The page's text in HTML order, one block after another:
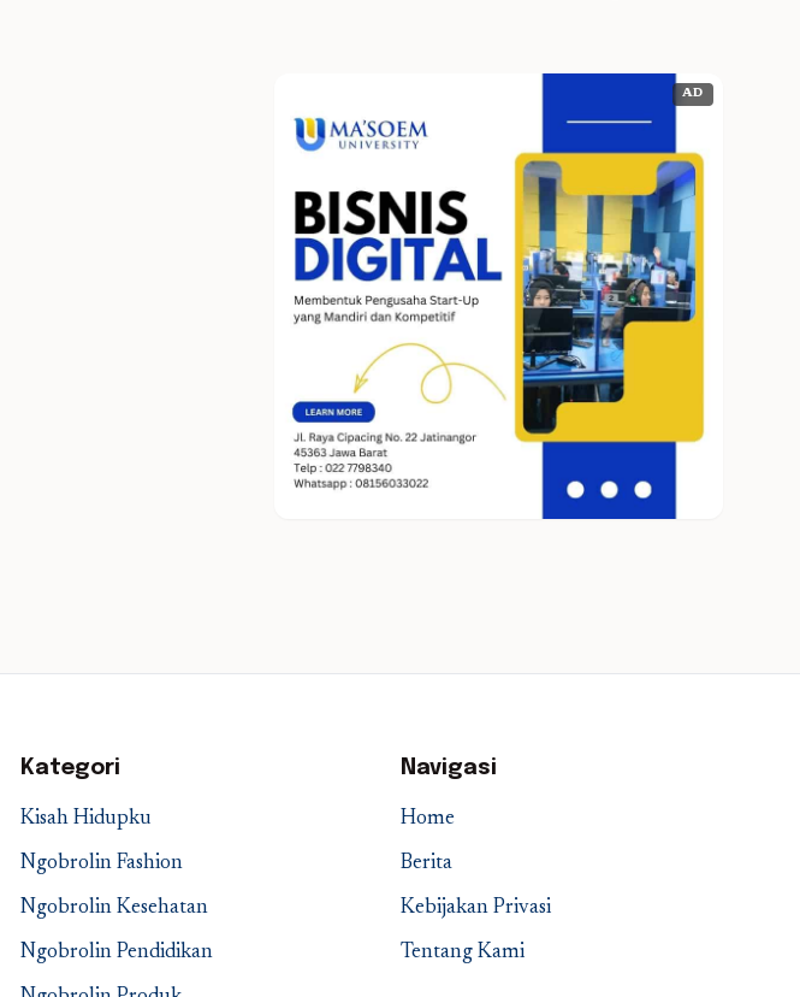
AD
Kategori
Kisah Hidupku
Ngobrolin Fashion
Ngobrolin Kesehatan
Ngobrolin Pendidikan
Navigasi
Home
Berita
Kebijakan Privasi
Tentang Kami